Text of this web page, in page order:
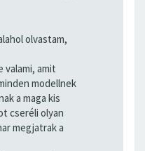
olvastam,
valami, amit
modellnek
a maga kis
cseréli olyan
megjatrak a